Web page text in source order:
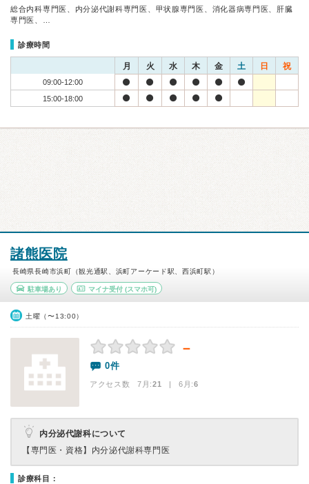
総合内科専門医、内分泌代謝科専門医、甲状腺専門医、消化器病専門医、肝臓
専門医、…
診療時間
月 火 水 木 金 土 日 祝
09:00-12:00
15:00-18:00
諸熊医院
長崎県長崎市浜町（観光通駅、浜町アーケード駅、西浜町駅）
駐車場あり マイナ受付(スマホ可)
土曜（〜13:00）
－
0件
アクセス数 7月:21 | 6月:6
内分泌代謝科について
【専門医・資格】 内分泌代謝科専門医
診療科目：